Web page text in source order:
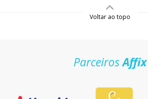
Voltar ao topo
ParceirosAffix